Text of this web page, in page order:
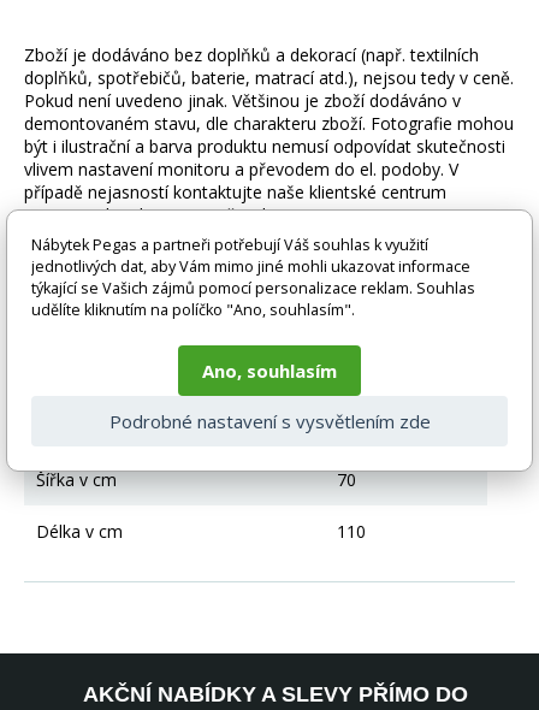
Zboží je dodáváno bez doplňků a dekorací (např. textilních
doplňků, spotřebičů, baterie, matrací atd.), nejsou tedy v ceně.
Pokud není uvedeno jinak. Většinou je zboží dodáváno v
demontovaném stavu, dle charakteru zboží. Fotografie mohou
být i ilustrační a barva produktu nemusí odpovídat skutečnosti
vlivem nastavení monitoru a převodem do el. podoby. V
případě nejasností kontaktujte naše klientské centrum
pegas@nabytek-pegas.cz či volejte 777244446.
Technické parametry
Výška - maximální v cm 75
Šířka v cm 70
Délka v cm 110
AKČNÍ NABÍDKY A SLEVY PŘÍMO DO
Nábytek Pegas a partneři potřebují Váš souhlas k využití
jednotlivých dat, aby Vám mimo jiné mohli ukazovat informace
týkající se Vašich zájmů pomocí personalizace reklam. Souhlas
udělíte kliknutím na políčko "Ano, souhlasím".
Ano, souhlasím
Podrobné nastavení s vysvětlením zde